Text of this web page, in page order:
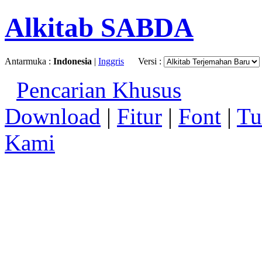
Alkitab SABDA
Antarmuka : Indonesia | Inggris Versi :
Pencarian Khusus
Download | Fitur | Font |
Kami